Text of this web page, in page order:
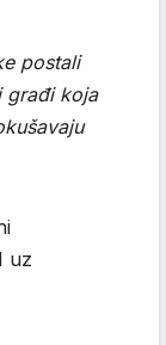
postali
građi koja
uz